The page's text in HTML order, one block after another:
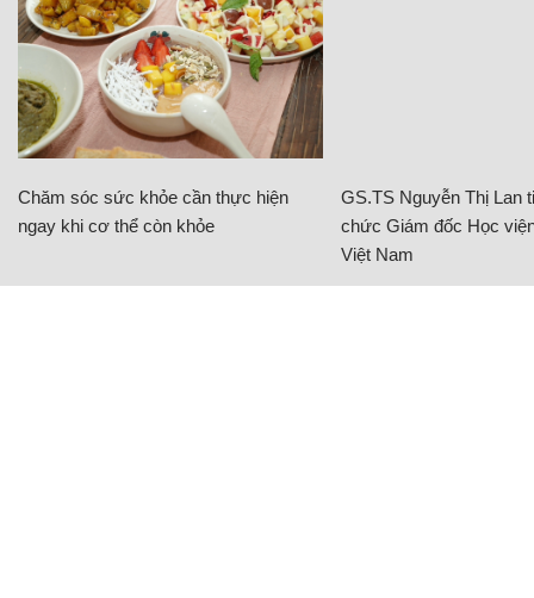
Chăm sóc sức khỏe cần thực hiện
ngay khi cơ thể còn khỏe
GS.TS Nguyễn Thị Lan
chức Giám đốc Học
Việt Nam